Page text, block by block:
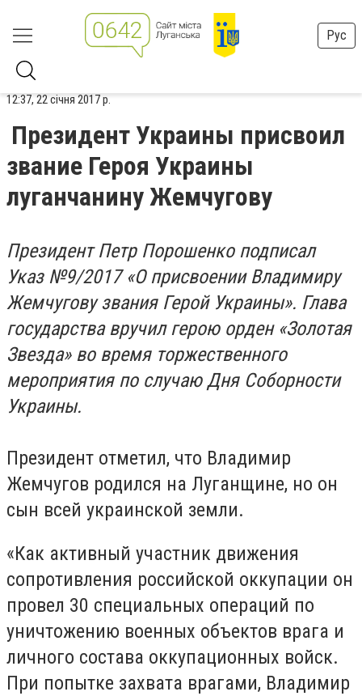
Рус
12:37, 22 січня 2017 р.
Президент Украины присвоил
звание Героя Украины
луганчанину Жемчугову
Президент Петр Порошенко подписал
Указ №9/2017 «О присвоении Владимиру
Жемчугову звания Герой Украины». Глава
государства вручил герою орден «Золотая
Звезда» во время торжественного
мероприятия по случаю Дня Соборности
Украины.
Президент отметил, что Владимир
Жемчугов родился на Луганщине, но он
сын всей украинской земли.
«Как активный участник движения
сопротивления российской оккупации он
провел 30 специальных операций по
уничтожению военных объектов врага и
личного состава оккупационных войск.
При попытке захвата врагами, Владимир